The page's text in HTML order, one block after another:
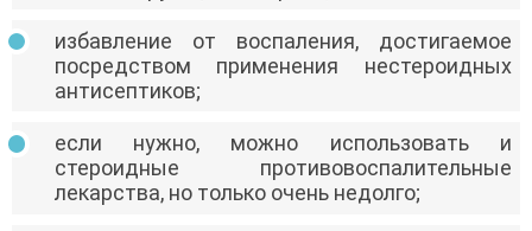
избавление от воспаления, достигаемое
посредством применения нестероидных
антисептиков;
если нужно, можно использовать и
стероидные противовоспалительные
лекарства, но только очень недолго;